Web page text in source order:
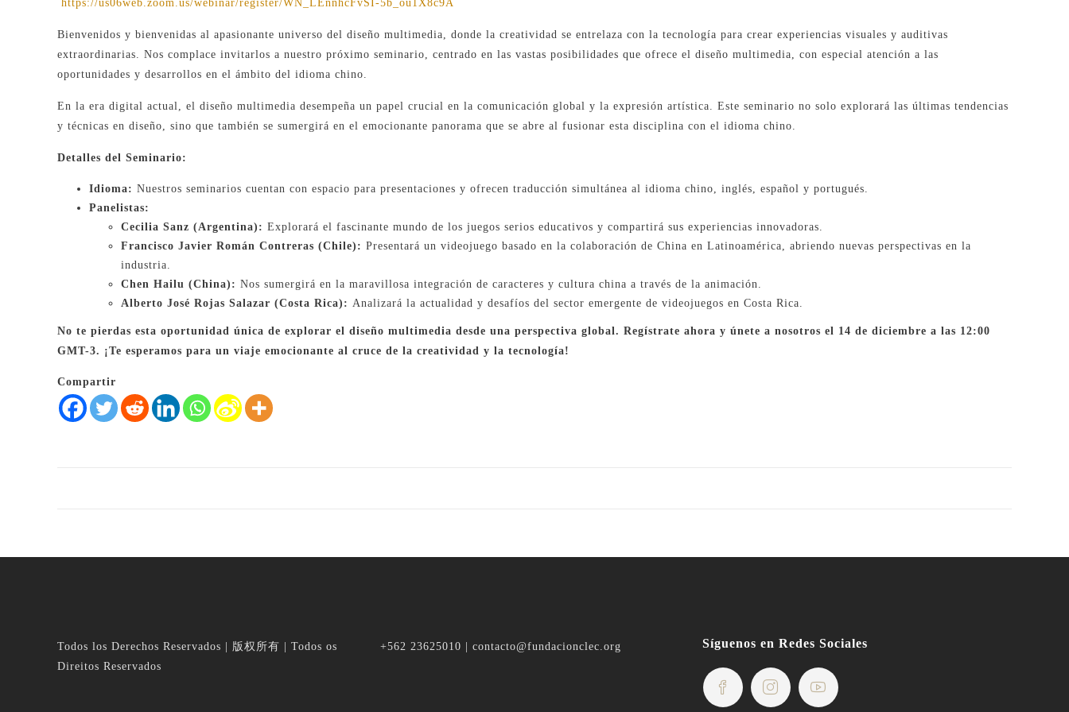
https://us06web.zoom.us/webinar/register/WN_LEnnhcFvSI-5b_ou1X8c9A
Bienvenidos y bienvenidas al apasionante universo del diseño multimedia, donde la creatividad se entrelaza con la tecnología para crear experiencias visuales y auditivas
extraordinarias. Nos complace invitarlos a nuestro próximo seminario, centrado en las vastas posibilidades que ofrece el diseño multimedia, con especial atención a las
oportunidades y desarrollos en el ámbito del idioma chino.
En la era digital actual, el diseño multimedia desempeña un papel crucial en la comunicación global y la expresión artística. Este seminario no solo explorará las últimas tendencias
y técnicas en diseño, sino que también se sumergirá en el emocionante panorama que se abre al fusionar esta disciplina con el idioma chino.
Detalles del Seminario:
Idioma: Nuestros seminarios cuentan con espacio para presentaciones y ofrecen traducción simultánea al idioma chino, inglés, español y portugués.
Panelistas:
Cecilia Sanz (Argentina): Explorará el fascinante mundo de los juegos serios educativos y compartirá sus experiencias innovadoras.
Francisco Javier Román Contreras (Chile): Presentará un videojuego basado en la colaboración de China en Latinoamérica, abriendo nuevas perspectivas en la
industria.
Chen Hailu (China): Nos sumergirá en la maravillosa integración de caracteres y cultura china a través de la animación.
Alberto José Rojas Salazar (Costa Rica): Analizará la actualidad y desafíos del sector emergente de videojuegos en Costa Rica.
No te pierdas esta oportunidad única de explorar el diseño multimedia desde una perspectiva global. Regístrate ahora y únete a nosotros el 14 de diciembre a las 12:00
GMT-3. ¡Te esperamos para un viaje emocionante al cruce de la creatividad y la tecnología!
Compartir
Todos los Derechos Reservados | 版权所有 | Todos os
Direitos Reservados
+562 23625010 | contacto@fundacionclec.org Síguenos en Redes Sociales